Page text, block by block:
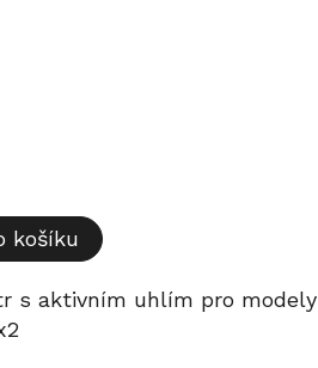
košíku
s aktivním uhlím pro modely